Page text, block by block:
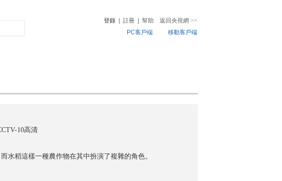
登錄 註冊 幫助 返回央視網 >>
PC客戶端
移動客戶端
10高清
水稻這樣一種農作物在其中扮演了複雜的角色。